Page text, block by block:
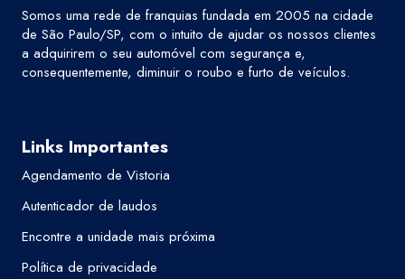
Somos uma rede de franquias fundada em 2005 na cidade
de São Paulo/SP, com o intuito de ajudar os nossos clientes
a adquirirem o seu automóvel com segurança e,
consequentemente, diminuir o roubo e furto de veículos.
Links Importantes
Agendamento de Vistoria
Autenticador de laudos
Encontre a unidade mais próxima
Política de privacidade